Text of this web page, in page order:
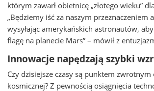
którym zawarł obietnicę „złotego wieku”
„Będziemy iść za naszym przeznaczeniem
wysyłając amerykańskich astronautów,
flagę na planecie Mars” – mówił z
Innowacje napędzają szybki
Czy dzisiejsze czasy są punktem
kosmicznej? Z pewnością osiągnięcia